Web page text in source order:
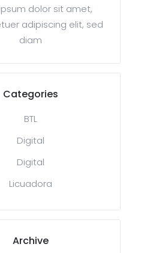
dolor sit amet,
adipiscing elit, sed
diam
Categories
BTL
Digital
Digital
Licuadora
Archive